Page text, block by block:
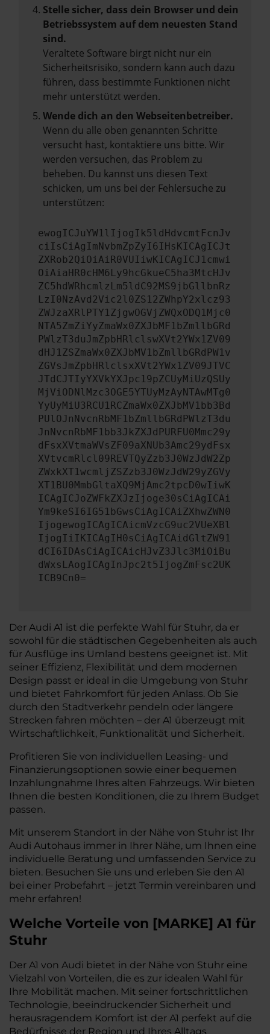
Stelle sicher, dass dein Browser und dein
Betriebssystem auf dem neuesten Stand
sind.
Veraltete Software birgt nicht nur ein
Sicherheitsrisiko, sondern kann auch dazu
führen, dass bestimmte Funktionen nicht
mehr unterstützt werden.
Wende dich an den Webseitenbetreiber.
Wenn du alle oben genannten Schritte
versucht hast, kontaktiere uns bitte. Wir
werden versuchen, das Problem zu
beheben. Du kannst uns diesen Text
schicken, um uns bei der Fehlersuche zu
unterstützen:
ewogICJuYW1lIjogIk5ldHdvcmtFcnJv
ciIsCiAgImNvbmZpZyI6IHsKICAgICJt
ZXRob2QiOiAiR0VUIiwKICAgICJ1cmwi
OiAiaHR0cHM6Ly9hcGkueC5ha3MtcHJv
ZC5hdWRhcmlzLm5ldC92MS9jbGllbnRz
LzI0NzAvd2Vic2l0ZS12ZWhpY2xlcz93
ZWJzaXRlPTY1ZjgwOGVjZWQxODQ1Mjc0
NTA5ZmZiYyZmaWx0ZXJbMF1bZmllbGRd
PWlzT3duJmZpbHRlclswXVt2YWx1ZV09
dHJ1ZSZmaWx0ZXJbMV1bZmllbGRdPW1v
ZGVsJmZpbHRlclsxXVt2YWx1ZV09JTVC
JTdCJTIyYXVkYXJpc19pZCUyMiUzQSUy
MjViODNlMzc3OGE5YTUyMzAyNTAwMTg0
YyUyMiU3RCU1RCZmaWx0ZXJbMV1bb3Bd
PUlOJnNvcnRbMF1bZmllbGRdPWlzT3du
JnNvcnRbMF1bb3JkZXJdPURFU0Mmc29y
dFsxXVtmaWVsZF09aXNUb3Amc29ydFsx
XVtvcmRlcl09REVTQyZzb3J0WzJdW2Zp
ZWxkXT1wcmljZSZzb3J0WzJdW29yZGVy
XT1BU0MmbGltaXQ9MjAmc2tpcD0wIiwK
ICAgICJoZWFkZXJzIjoge30sCiAgICAi
Ym9keSI6IG51bGwsCiAgICAiZXhwZWN0
IjogewogICAgICAicmVzcG9uc2VUeXBl
IjogIiIKICAgIH0sCiAgICAidGltZW91
dCI6IDAsCiAgICAicHJvZ3Jlc3MiOiBu
dWxsLAogICAgInJpc2t5IjogZmFsc2UK
ICB9Cn0=
Der Audi A1 ist die perfekte Wahl für Stuhr, da er
sowohl für die städtischen Gegebenheiten als auch
für Ausflüge ins Umland bestens geeignet ist. Mit
seiner Effizienz, Flexibilität und dem modernen
Design passt er ideal in die Umgebung von Stuhr
und bietet Fahrkomfort für jeden Anlass. Ob Sie
durch den Stadtverkehr pendeln oder längere
Strecken fahren möchten – der A1 überzeugt mit
Wirtschaftlichkeit, Funktionalität und Sicherheit.
Profitieren Sie von individuellen Leasing- und
Finanzierungsoptionen sowie einer bequemen
Inzahlungnahme Ihres alten Fahrzeugs. Wir bieten
Ihnen die besten Konditionen, die zu Ihrem Budget
passen.
Mit unserem Standort in der Nähe von Stuhr ist Ihr
Audi Autohaus immer in Ihrer Nähe, um Ihnen eine
individuelle Beratung und umfassenden Service zu
bieten. Besuchen Sie uns und erleben Sie den A1
bei einer Probefahrt – jetzt Termin vereinbaren und
mehr erfahren!
Welche Vorteile von [MARKE] A1 für
Stuhr
Der A1 von Audi bietet in der Nähe von Stuhr eine
Vielzahl von Vorteilen, die es zur idealen Wahl für
Ihre Mobilität machen. Mit seiner fortschrittlichen
Technologie, beeindruckender Sicherheit und
herausragendem Komfort ist der A1 perfekt auf die
Bedürfnisse der Region und Ihres Alltags